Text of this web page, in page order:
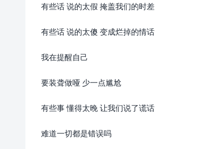
有些话 说的太假 掩盖我们的时差
有些话 说的太傻 变成烂掉的情话
我在提醒自己
要装聋做哑 少一点尴尬
有些事 懂得太晚 让我们说了谎话
难道一切都是错误吗